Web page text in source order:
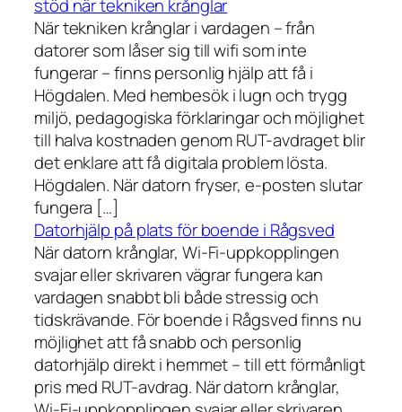
stöd när tekniken krånglar
När tekniken krånglar i vardagen – från
datorer som låser sig till wifi som inte
fungerar – finns personlig hjälp att få i
Högdalen. Med hembesök i lugn och trygg
miljö, pedagogiska förklaringar och möjlighet
till halva kostnaden genom RUT-avdraget blir
det enklare att få digitala problem lösta.
Högdalen. När datorn fryser, e-posten slutar
fungera […]
Datorhjälp på plats för boende i Rågsved
När datorn krånglar, Wi-Fi-uppkopplingen
svajar eller skrivaren vägrar fungera kan
vardagen snabbt bli både stressig och
tidskrävande. För boende i Rågsved finns nu
möjlighet att få snabb och personlig
datorhjälp direkt i hemmet – till ett förmånligt
pris med RUT-avdrag. När datorn krånglar,